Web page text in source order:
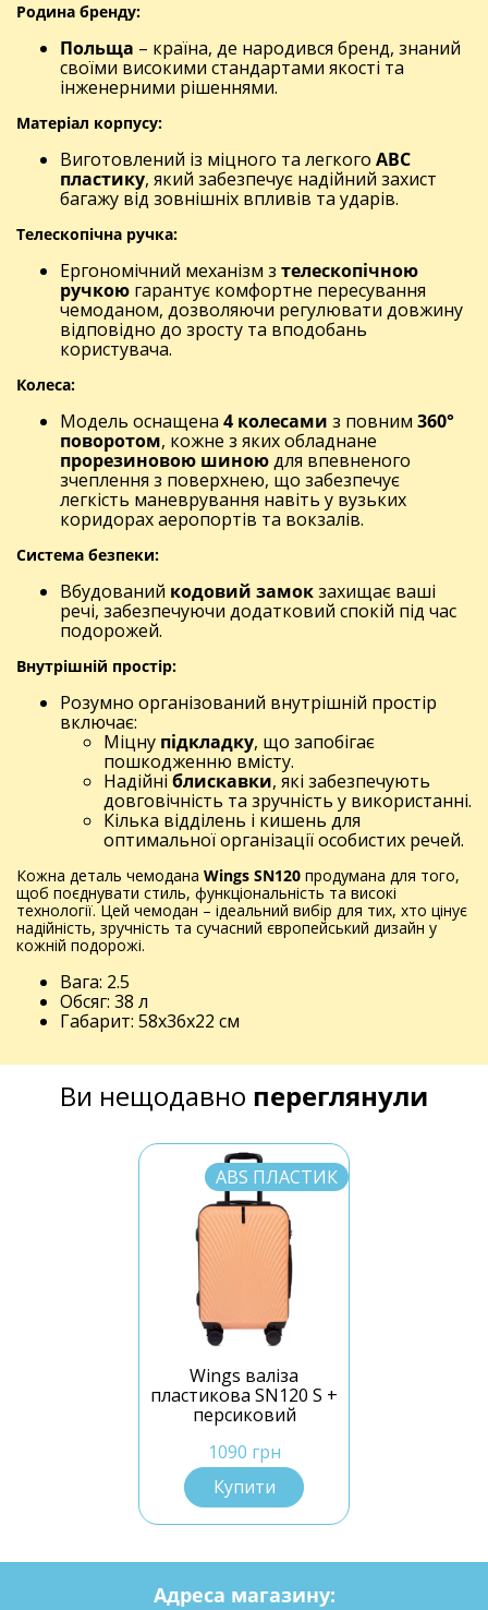
Родина бренду:
Польща – країна, де народився бренд, знаний
своїми високими стандартами якості та
інженерними рішеннями.
Матеріал корпусу:
Виготовлений із міцного та легкого ABC
пластику, який забезпечує надійний захист
багажу від зовнішніх впливів та ударів.
Телескопічна ручка:
Ергономічний механізм з телескопічною
ручкою гарантує комфортне пересування
чемоданом, дозволяючи регулювати довжину
відповідно до зросту та вподобань
користувача.
Колеса:
Модель оснащена 4 колесами з повним 360°
поворотом, кожне з яких обладнане
прорезиновою шиноюдля впевненого
зчеплення з поверхнею, що забезпечує
легкість маневрування навіть у вузьких
коридорах аеропортів та вокзалів.
Система безпеки:
Вбудований кодовий замокзахищає ваші
речі, забезпечуючи додатковий спокій під час
подорожей.
Внутрішній простір:
Розумно організований внутрішній простір
включає:
Міцну підкладку, що запобігає
пошкодженню вмісту.
Надійні блискавки, які забезпечують
довговічність та зручність у використанні.
Кілька відділень і кишень для
оптимальної організації особистих речей.
Кожна деталь чемодана Wings SN120 продумана для того,
щоб поєднувати стиль, функціональність та високі
технології. Цей чемодан – ідеальний вибір для тих, хто цінує
надійність, зручність та сучасний європейський дизайн у
кожній подорожі.
Вага: 2.5
Обсяг: 38 л
Габарит: 58x36x22 см
Ви нещодавно переглянули
ABS ПЛАСТИК
Wings валіза
пластикова SN120 S +
персиковий
1090 грн
Купити
Адреса магазину: